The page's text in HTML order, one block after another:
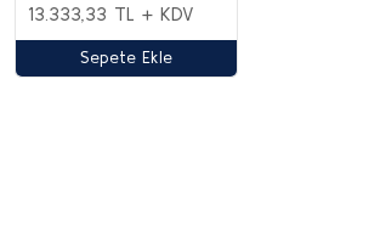
13.333,33 TL + KDV
Sepete Ekle